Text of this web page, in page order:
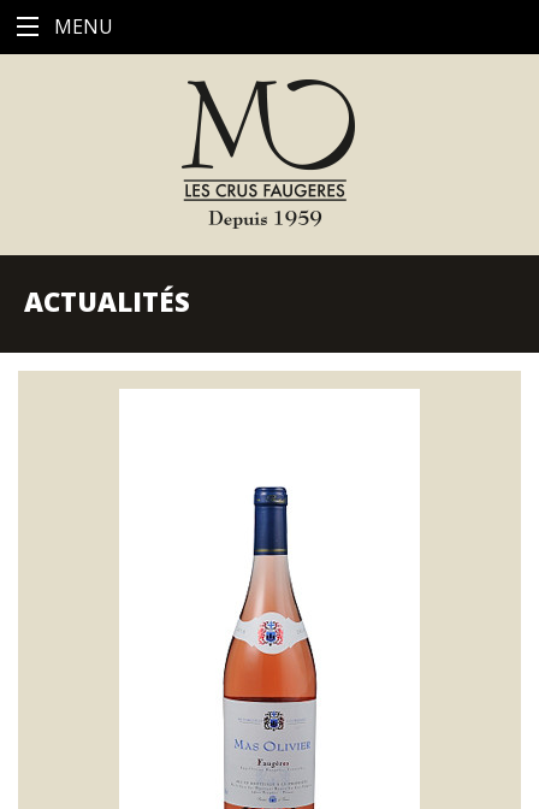
MENU
ACTUALITÉS